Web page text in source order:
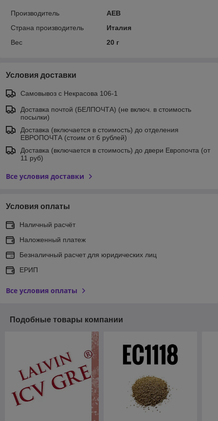
Производитель
AEB
Страна производитель
Италия
Вес
20 г
Условия доставки
Самовывоз c Некрасова 106-1
Доставка почтой (БЕЛПОЧТА) (не включ. в стоимость
посылки)
Доставка (включается в стоимость) до отделения
ЕВРОПОЧТА (стоим от 6 рублей)
Доставка (включается в стоимость) до двери Европочта (от
11 руб)
Все условия доставки
Условия оплаты
Наличный расчёт
Наложенный платеж
Безналичный расчет для юридических лиц
ЕРИП
Все условия оплаты
Подобные товары компании